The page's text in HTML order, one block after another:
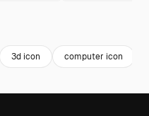
3d icon computer icon